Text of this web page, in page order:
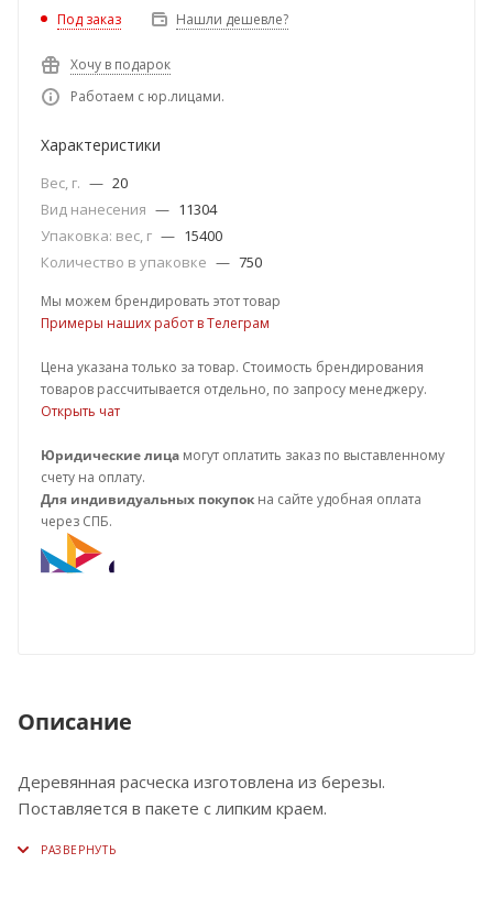
Под заказ Нашли дешевле?
Хочу в подарок
Работаем с юр.лицами.
Характеристики
Вес, г. — 20
Вид нанесения — 11304
Упаковка: вес, г — 15400
Количество в упаковке — 750
Мы можем брендировать этот товар
Примеры наших работ в Телеграм
Цена указана только за товар. Стоимость брендирования
товаров рассчитывается отдельно, по запросу менеджеру.
Открыть чат
Юридические лица могут оплатить заказ по выставленному
счету на оплату.
Для индивидуальных покупок на сайте удобная оплата
через СПБ.
Описание
Деревянная расческа изготовлена из березы.
Поставляется в пакете с липким краем.